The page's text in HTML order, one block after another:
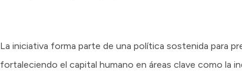
La iniciativa forma parte de una política sostenida para
fortaleciendo el capital humano en áreas clave como la